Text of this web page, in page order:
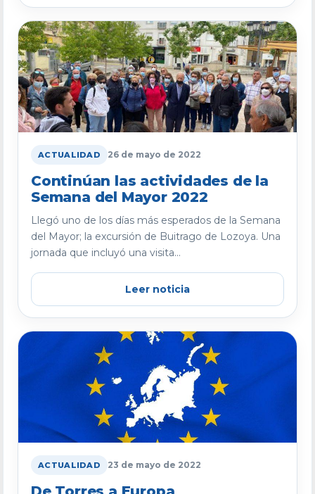
ACTUALIDAD 26 de mayo de 2022
Continúan las actividades de la
Semana del Mayor 2022
Llegó uno de los días más esperados de la Semana
del Mayor; la excursión de Buitrago de Lozoya. Una
jornada que incluyó una visita...
Leer noticia
ACTUALIDAD 23 de mayo de 2022